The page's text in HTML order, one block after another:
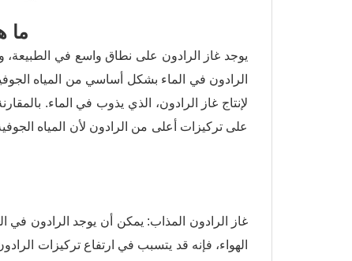
ما
يوجد غاز الرادون على نطاق واسع في الطبيعة،
الرادون في الماء بشكل أساسي من المياه
لإنتاج غاز الرادون، الذي يذوب في الماء.
على تركيزات أعلى من الرادون لأن المياه
الهواء، فإنه قد يتسبب في ارتفاع تركيزات